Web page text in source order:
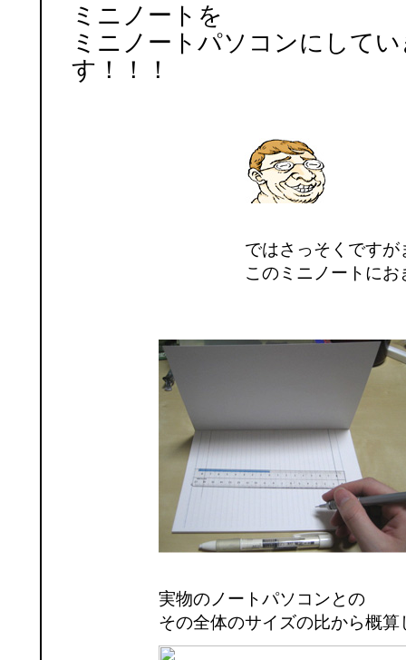
ミニノートを
ミニノートパソコンにして
す！！！
ではさっそくですが
このミニノートにお
実物のノートパソコンとの
その全体のサイズの比から概算